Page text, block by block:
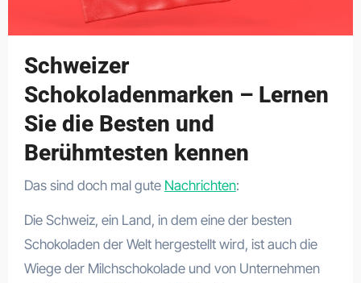
Schweizer
Schokoladenmarken – Lernen
Sie die Besten und
Berühmtesten kennen
Das sind doch mal gute Nachrichten:
Die Schweiz, ein Land, in dem eine der besten
Schokoladen der Welt hergestellt wird, ist auch die
Wiege der Milchschokolade und von Unternehmen